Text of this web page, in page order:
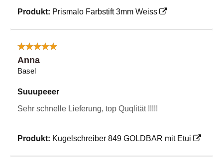
Produkt: Prismalo Farbstift 3mm Weiss
Anna
Basel
Suuupeeer
Sehr schnelle Lieferung, top Quqlität !!!!!
Produkt: Kugelschreiber 849 GOLDBAR mit Etui